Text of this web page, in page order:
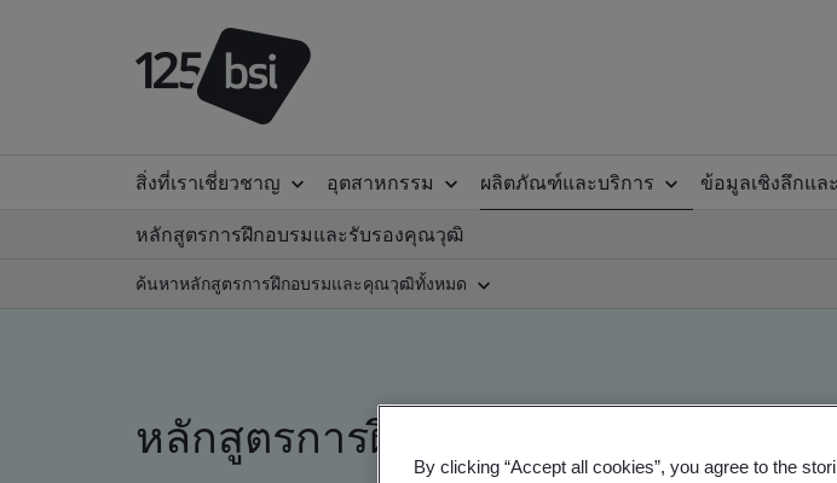
สิ่งที่เราเชี่ยวชาญ อุตสาหกรรม ผลิตภัณฑ์และบริการ ข้อมูลเชิงลึกแล
หลักสูตรการฝึกอบรมและรับรองคุณวุฒิ
ค้นหาหลักสูตรการฝึกอบรมและคุณวุฒิทั้งหมด
หลักสูตรการฝึกอบรม
By clicking “Accept all cookies”, you agree to the